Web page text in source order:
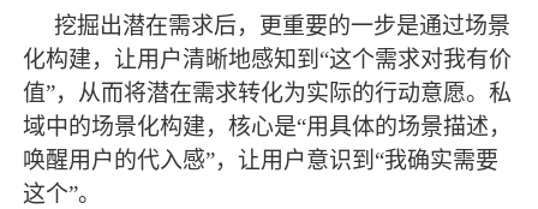
挖掘出潜在需求后，更重要的一步是通过场景
化构建，让用户清晰地感知到 “这个需求对我有价
值”，从而将潜在需求转化为实际的行动意愿。私
域中的场景化构建，核心是“用具体的场景描述，
唤醒用户的代入感”，让用户意识到“我确实需要
这个”。